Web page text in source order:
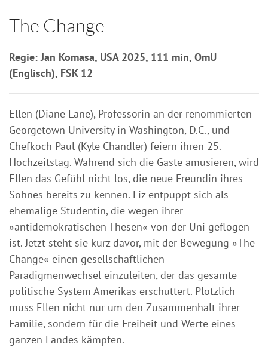
The Change
Regie: Jan Komasa, USA 2025, 111 min, OmU
(Englisch), FSK 12
Ellen (Diane Lane), Professorin an der renommierten
Georgetown University in Washington, D.C., und
Chefkoch Paul (Kyle Chandler) feiern ihren 25.
Hochzeitstag. Während sich die Gäste amüsieren, wird
Ellen das Gefühl nicht los, die neue Freundin ihres
Sohnes bereits zu kennen. Liz entpuppt sich als
ehemalige Studentin, die wegen ihrer
»antidemokratischen Thesen« von der Uni geflogen
ist. Jetzt steht sie kurz davor, mit der Bewegung »The
Change« einen gesellschaftlichen
Paradigmenwechsel einzuleiten, der das gesamte
politische System Amerikas erschüttert. Plötzlich
muss Ellen nicht nur um den Zusammenhalt ihrer
Familie, sondern für die Freiheit und Werte eines
ganzen Landes kämpfen.